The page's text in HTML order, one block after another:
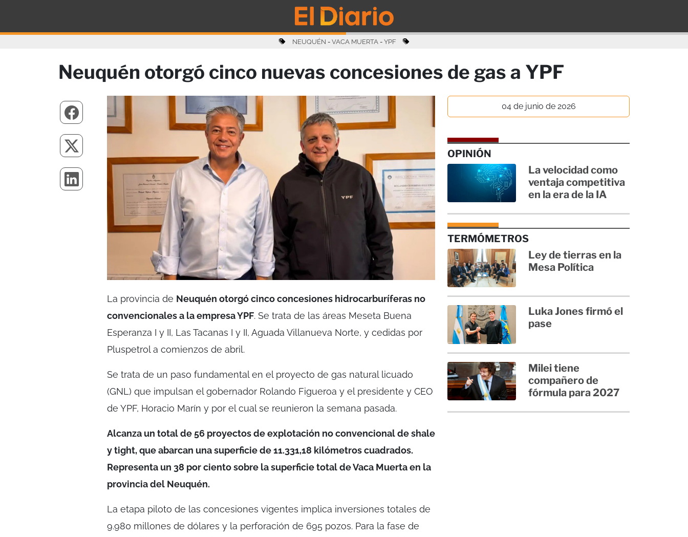
NEUQUÉN - VACA MUERTA- YPF
Neuquén otorgó cinco nuevas concesiones de gas a YPF
La provincia de Neuquén otorgó cinco concesiones hidrocarburíferas no
convencionales a la empresa YPF. Se trata de las áreas Meseta Buena
Esperanza I y II, Las Tacanas I y II, Aguada Villanueva Norte, y cedidas por
Pluspetrol a comienzos de abril.
Se trata de un paso fundamental en el proyecto de gas natural licuado
(GNL) que impulsan el gobernador Rolando Figueroa y el presidente y CEO
de YPF, Horacio Marín y por el cual se reunieron la semana pasada.
Alcanza un total de 56 proyectos de explotación no convencional de shale
y tight, que abarcan una superficie de 11.331,18 kilómetros cuadrados.
Representa un 38 por ciento sobre la superficie total de Vaca Muerta en la
provincia del Neuquén.
La etapa piloto de las concesiones vigentes implica inversiones totales de
9.980 millones de dólares y la perforación de 695 pozos. Para la fase de
04 de junio de 2026
OPINIÓN
La velocidad como
ventaja competitiva
en la era de la IA
TERMÓMETROS
Ley de tierras en la
Mesa Política
Luka Jones firmó el
pase
Milei tiene
compañero de
fórmula para 2027